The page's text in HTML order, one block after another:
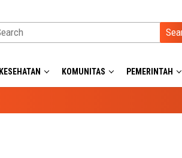
KESEHATAN KOMUNITAS PEMERINTAH